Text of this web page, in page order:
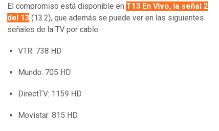
El compromiso está disponible en T13 En Vivo, la señal 2
del 13 (13.2), que además se puede ver en las siguientes
señales de la TV por cable:
VTR: 738 HD
Mundo: 705 HD
DirectTV: 1159 HD
Movistar: 815 HD